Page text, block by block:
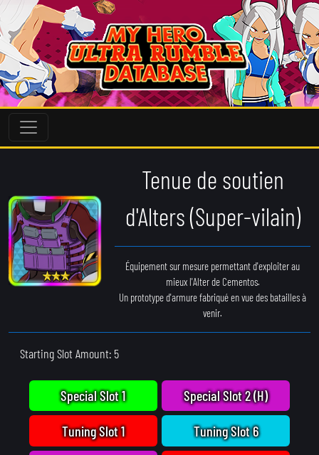
Tenue de soutien
d'Alters (Super-vilain)
Équipement sur mesure permettant d'exploiter au
mieux l'Alter de Cementos.
Un prototype d'armure fabriqué en vue des batailles à
venir.
Starting Slot Amount: 5
Special Slot 1
Tuning Slot 1
Special Slot 2 (H)
Tuning Slot 6